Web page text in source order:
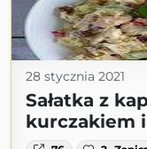
28 stycznia 2021
Sałatka z
kurczakiem